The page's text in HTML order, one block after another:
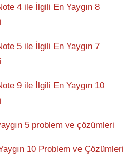
4 ile İlgili En Yaygın 8
5 ile İlgili En Yaygın 7
9 ile İlgili En Yaygın 10
5 problem ve çözümleri
10 Problem ve Çözümleri